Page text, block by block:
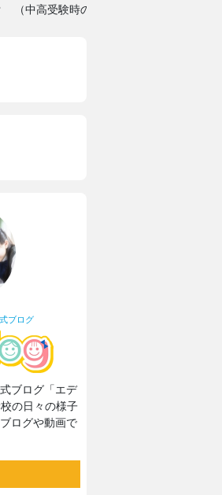
（中高受験時の高偏差値によって）
ブログ
ブログ「エデ
の日々の様子
ログや動画で